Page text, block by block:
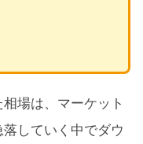
場は、マーケット
していく中でダウ